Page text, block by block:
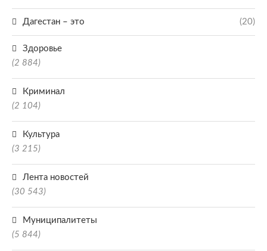
Дагестан – это (20)
Здоровье
(2 884)
Криминал
(2 104)
Культура
(3 215)
Лента новостей
(30 543)
Муниципалитеты
(5 844)